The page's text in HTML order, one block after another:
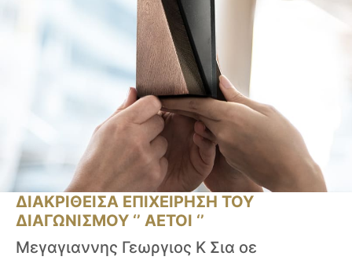
ΔΙΑΚΡΙΘΕΙΣΑ ΕΠΙΧΕΙΡΗΣΗ ΤΟΥ
ΔΙΑΓΩΝΙΣΜΟΥ ‘’ ΑΕΤΟΙ ‘’
Μεγαγιαννης Γεωργιος Κ Σια οε